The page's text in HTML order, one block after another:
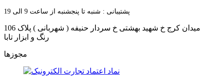
پشتیبانی : شنبه تا پنجشنبه از ساعت 9 الی 19
میدان کرج خ شهید بهشتی خ سردار حنیفه ( شهربانی ) پلاک 106
رنگ و ابزار تابا
مجوزها